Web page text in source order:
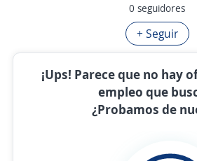
0 seguidores
+ Seguir
¡Ups! Parece que no hay
empleo que
¿Probamos de